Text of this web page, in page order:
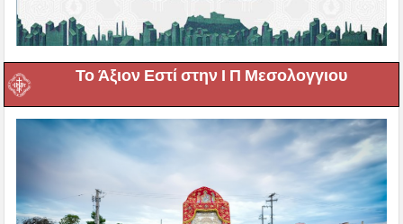
Το Άξιον Εστί στην Ι Π Μεσολογγιου